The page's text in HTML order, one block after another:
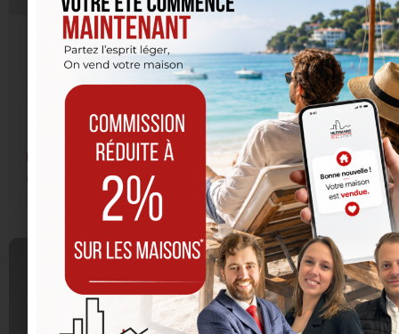
Manoa Rathier
Front office, je suis à l’écoute et attentive à chacun.
J’accorde beaucoup d’importance au suivi et je fais
toujours de mon mieux pour soutenir mes collègues et
accompagner les clients avec gentillesse et engagement.
info@ahre.be
02 735 95 18